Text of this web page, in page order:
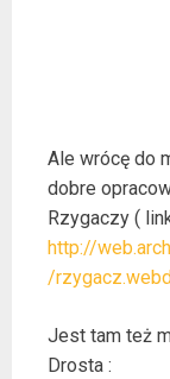
Ale wrócę do
dobre
Rzygaczy (
http://
/
Jest tam też
Drosta :